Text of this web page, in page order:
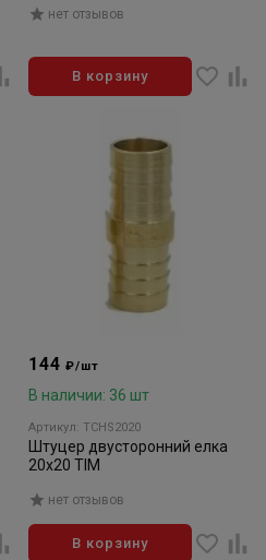
нет отзывов
В корзину
144₽/шт
В наличии: 36 шт
Артикул: TCHS2020
Штуцер двусторонний елка
20x20 TIM
нет отзывов
В корзину